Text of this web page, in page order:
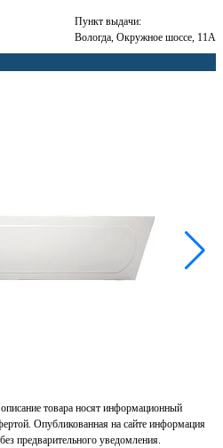
Пункт выдачи:
Вологда, Окружное шоссе, 11А
товара носят информационный
Опубликованная на сайте информация
предварительного уведомления.